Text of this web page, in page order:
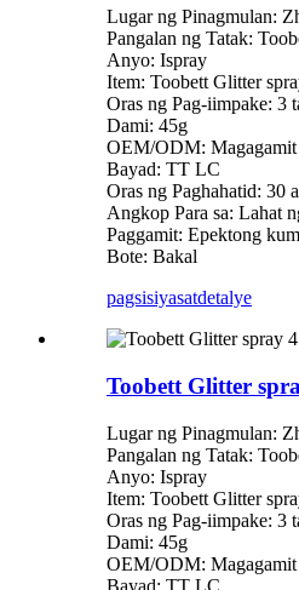
Lugar ng Pinagmulan:
Pangalan ng Tatak:
Anyo: Ispray
Item: Toobett Glitter
Oras ng Pag-iimpake: 3
Dami: 45g
OEM/ODM: Magagamit
Bayad: TT LC
Oras ng Paghahatid: 30
Angkop Para sa: Lahat
Paggamit: Epektong
Bote: Bakal
pagsisiyasatdetalye
Toobett Glitter
Lugar ng Pinagmulan:
Pangalan ng Tatak:
Anyo: Ispray
Item: Toobett Glitter
Oras ng Pag-iimpake: 3
Dami: 45g
OEM/ODM: Magagamit
Bayad: TT LC